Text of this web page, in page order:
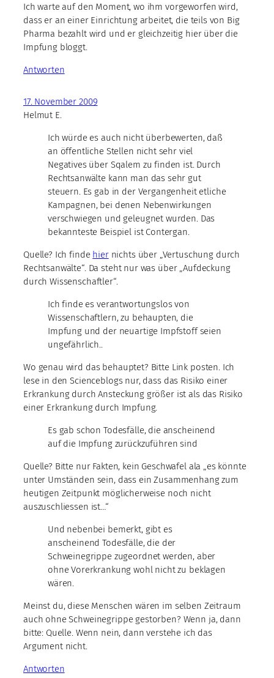
Ich warte auf den Moment, wo ihm vorgeworfen wird,
dass er an einer Einrichtung arbeitet, die teils von Big
Pharma bezahlt wird und er gleichzeitig hier über die
Impfung bloggt.
Antworten
17. November 2009
Helmut E.
Ich würde es auch nicht überbewerten, daß
an öffentliche Stellen nicht sehr viel
Negatives über Sqalem zu finden ist. Durch
Rechtsanwälte kann man das sehr gut
steuern. Es gab in der Vergangenheit etliche
Kampagnen, bei denen Nebenwirkungen
verschwiegen und geleugnet wurden. Das
bekannteste Beispiel ist Contergan.
Quelle? Ich finde hiernichts über „Vertuschung durch
Rechtsanwälte“. Da steht nur was über „Aufdeckung
durch Wissenschaftler“.
Ich finde es verantwortungslos von
Wissenschaftlern, zu behaupten, die
Impfung und der neuartige Impfstoff seien
ungefährlich..
Wo genau wird das behauptet? Bitte Link posten. Ich
lese in den Scienceblogs nur, dass das Risiko einer
Erkrankung durch Ansteckung größer ist als das Risiko
einer Erkrankung durch Impfung.
Es gab schon Todesfälle, die anscheinend
auf die Impfung zurückzuführen sind
Quelle? Bitte nur Fakten, kein Geschwafel ala „es könnte
unter Umständen sein, dass ein Zusammenhang zum
heutigen Zeitpunkt möglicherweise noch nicht
auszuschliessen ist…“
Und nebenbei bemerkt, gibt es
anscheinend Todesfälle, die der
Schweinegrippe zugeordnet werden, aber
ohne Vorerkrankung wohl nicht zu beklagen
wären.
Meinst du, diese Menschen wären im selben Zeitraum
auch ohne Schweinegrippe gestorben? Wenn ja, dann
bitte: Quelle. Wenn nein, dann verstehe ich das
Argument nicht.
Antworten